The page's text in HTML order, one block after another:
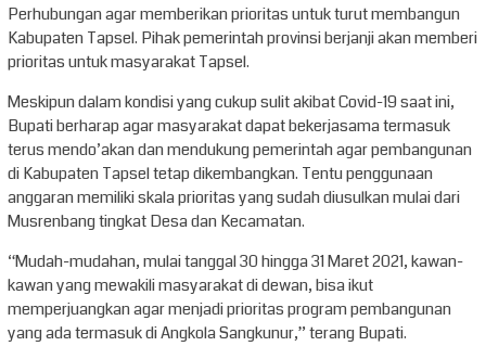
Perhubungan agar memberikan prioritas untuk turut membangun
Kabupaten Tapsel. Pihak pemerintah provinsi berjanji akan memberi
prioritas untuk masyarakat Tapsel.
Meskipun dalam kondisi yang cukup sulit akibat Covid-19 saat ini,
Bupati berharap agar masyarakat dapat bekerjasama termasuk
terus mendo’akan dan mendukung pemerintah agar pembangunan
di Kabupaten Tapsel tetap dikembangkan. Tentu penggunaan
anggaran memiliki skala prioritas yang sudah diusulkan mulai dari
Musrenbang tingkat Desa dan Kecamatan.
“Mudah-mudahan, mulai tanggal 30 hingga 31 Maret 2021, kawan-
kawan yang mewakili masyarakat di dewan, bisa ikut
memperjuangkan agar menjadi prioritas program pembangunan
yang ada termasuk di Angkola Sangkunur,” terang Bupati.